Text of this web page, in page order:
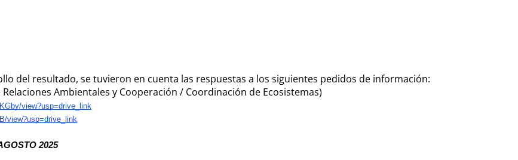
del resultado, se tuvieron en cuenta las respuestas a los siguientes pedidos de información:
Ambientales y Cooperación / Coordinación de Ecosistemas)
view?usp=drive_link
view?usp=drive_link
2025